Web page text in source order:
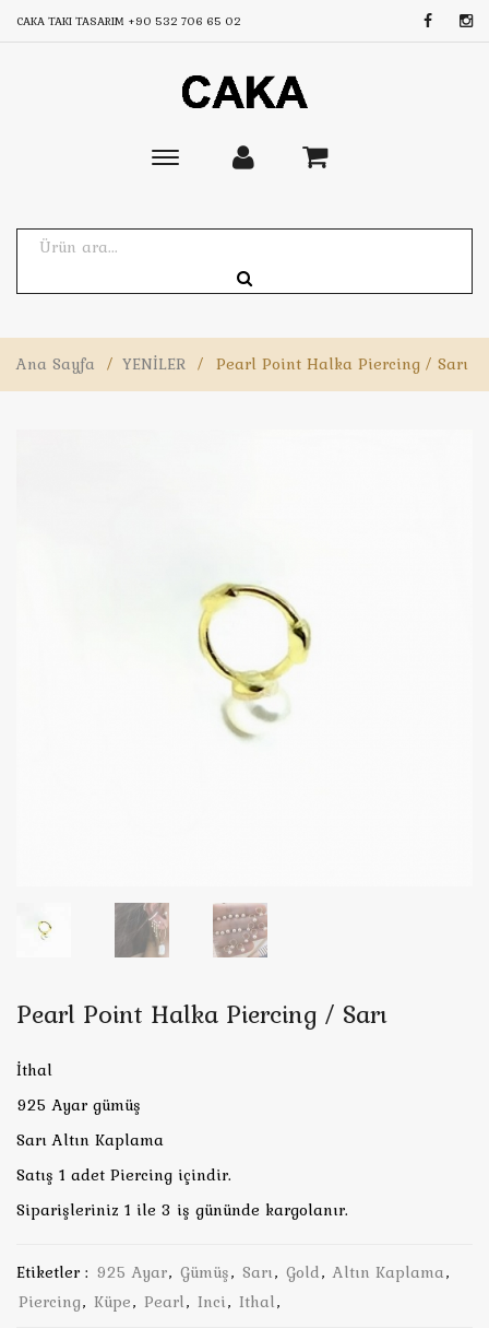
CAKA TAKI TASARIM +90 532 706 65 02
Toggle
Ana Sayfa / YENİLER / Pearl Point Halka Piercing / Sarı
Pearl Point Halka Piercing / Sarı
İthal
925 Ayar gümüş
Sarı Altın Kaplama
Satış 1 adet Piercing içindir.
Siparişleriniz 1 ile 3 iş gününde kargolanır.
Etiketler : 925 Ayar, Gümüş, Sarı, Gold, Altın Kaplama,
Piercing, Küpe, Pearl, Inci, Ithal,